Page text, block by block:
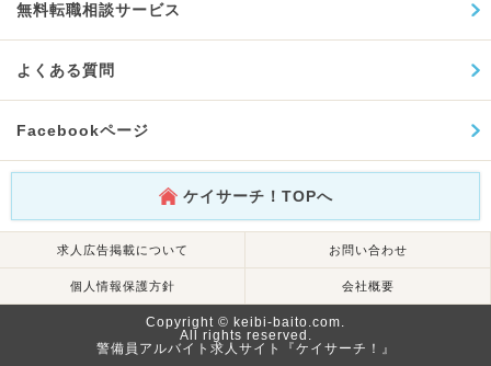
無料転職相談サービス
よくある質問
Facebookページ
ケイサーチ！TOPへ
求人広告掲載について お問い合わせ
個人情報保護方針 会社概要
Copyright © keibi-baito.com.
All rights reserved.
警備員アルバイト求人サイト『ケイサーチ！』